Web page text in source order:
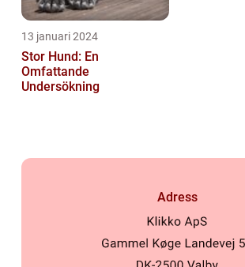
13 januari 2024
Stor Hund: En
Omfattande
Undersökning
Adress